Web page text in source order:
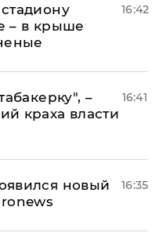
– в крыше
16:42
–
краха власти
16:41
новый
16:35